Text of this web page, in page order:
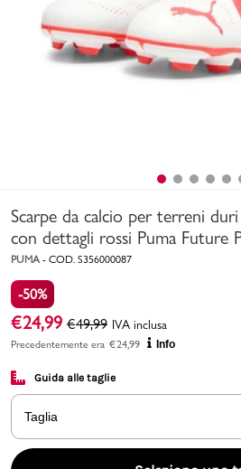
Marchi
Promo & News
Scarpe da calcio per terreni
con dettagli rossi Puma Future
PUMA - COD. S356000087
-50%
€24,99 €49,99 IVA inclusa
Precedentemente era €24,99 Info
Guida alle taglie
Taglia